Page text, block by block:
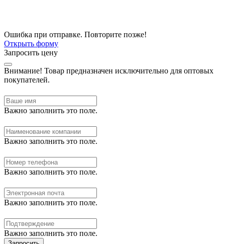
Ошибка при отправке. Повторите позже!
Открыть форму
Запросить цену
Внимание! Товар предназначен исключительно для оптовых
покупателей.
Важно заполнить это поле.
Важно заполнить это поле.
Важно заполнить это поле.
Важно заполнить это поле.
Важно заполнить это поле.